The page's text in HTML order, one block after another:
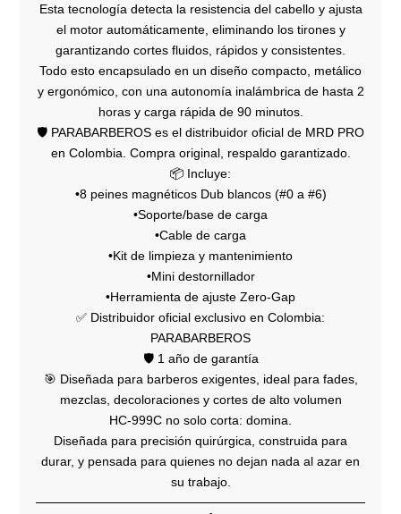
Esta tecnología detecta la resistencia del cabello y ajusta
el motor automáticamente, eliminando los tirones y
garantizando cortes fluidos, rápidos y consistentes.
Todo esto encapsulado en un diseño compacto, metálico
y ergonómico, con una autonomía inalámbrica de hasta 2
horas y carga rápida de 90 minutos.
🛡️ PARABARBEROS es el distribuidor oficial de MRD PRO
en Colombia. Compra original, respaldo garantizado.
📦 Incluye:
•8 peines magnéticos Dub blancos (#0 a #6)
•Soporte/base de carga
•Cable de carga
•Kit de limpieza y mantenimiento
•Mini destornillador
•Herramienta de ajuste Zero-Gap
✅ Distribuidor oficial exclusivo en Colombia:
PARABARBEROS
🛡️ 1 año de garantía
🎯 Diseñada para barberos exigentes, ideal para fades,
mezclas, decoloraciones y cortes de alto volumen
HC‑999C no solo corta: domina.
Diseñada para precisión quirúrgica, construida para
durar, y pensada para quienes no dejan nada al azar en
su trabajo.